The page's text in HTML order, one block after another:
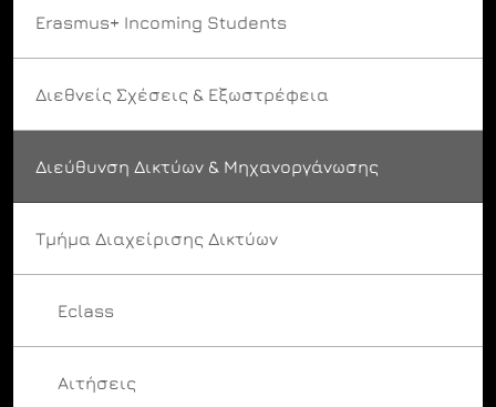
Erasmus+ Incoming Students
Διεθνείς Σχέσεις & Εξωστρέφεια
Διεύθυνση Δικτύων & Μηχανοργάνωσης
Τμήμα Διαχείρισης Δικτύων
Eclass
Αιτήσεις